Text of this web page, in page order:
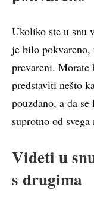
Ukoliko ste u snu
je bilo
prevareni. Morate
predstaviti nešto
pouzdano, a da
suprotno od svega
Videti u
s drugima